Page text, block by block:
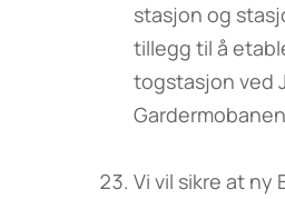
stasjon og
tillegg til å
togstasjon ved
Vi vil sikre at ny